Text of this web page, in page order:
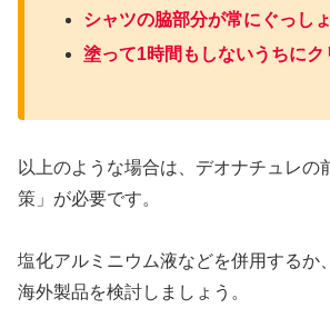
シャツの脇部分が常にぐっし
塗って1時間もしないうちにク
以上のような場合は、デオナチュレの
策」が必要です。
塩化アルミニウム液などを併用するか
海外製品を検討しましょう。